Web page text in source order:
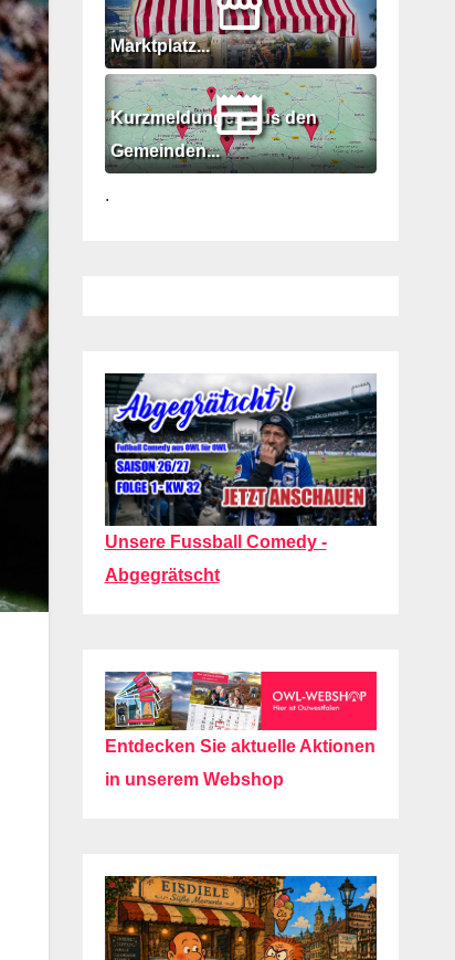
Marktplatz...
Kurzmeldungen aus den
Gemeinden...
.
Unsere Fussball Comedy -
Abgegrätscht
Entdecken Sie aktuelle Aktionen
in unserem Webshop